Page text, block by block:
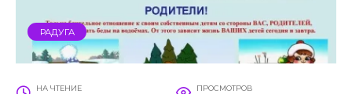
РАДУГА
НА ЧТЕНИЕ ПРОСМОТРОВ